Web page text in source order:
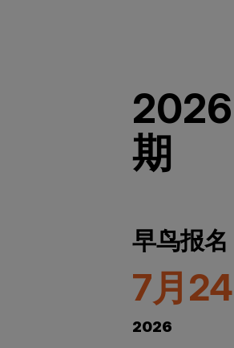
2026
期
早鸟报名
7月
2026